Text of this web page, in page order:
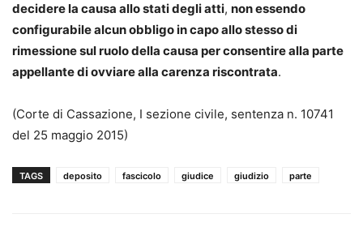
decidere la causa allo stati degli atti, non essendo
configurabile alcun obbligo in capo allo stesso di
rimessione sul ruolo della causa per consentire alla parte
appellante di ovviare alla carenza riscontrata.
(Corte di Cassazione, I sezione civile, sentenza n. 10741
del 25 maggio 2015)
TAGS deposito fascicolo giudice giudizio parte